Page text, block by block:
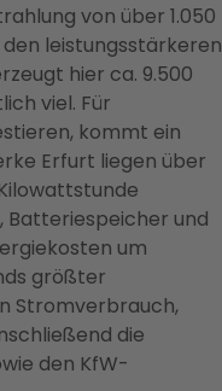
von über 1.050
leistungsstärkeren
hier ca. 9.500
viel. Für
kommt ein
Erfurt liegen über
Batteriespeicher und
um
größter
Stromverbrauch,
die
den KfW-